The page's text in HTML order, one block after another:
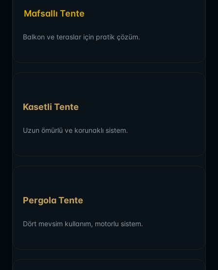
Mafsallı Tente
Balkon ve teraslar için pratik çözüm.
Kasetli Tente
Uzun ömürlü ve korunaklı sistem.
Pergola Tente
Dört mevsim kullanım, motorlu sistem.